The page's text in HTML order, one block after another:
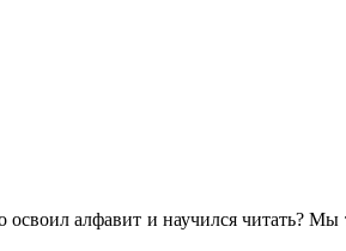
алфавит и научился читать? Мы